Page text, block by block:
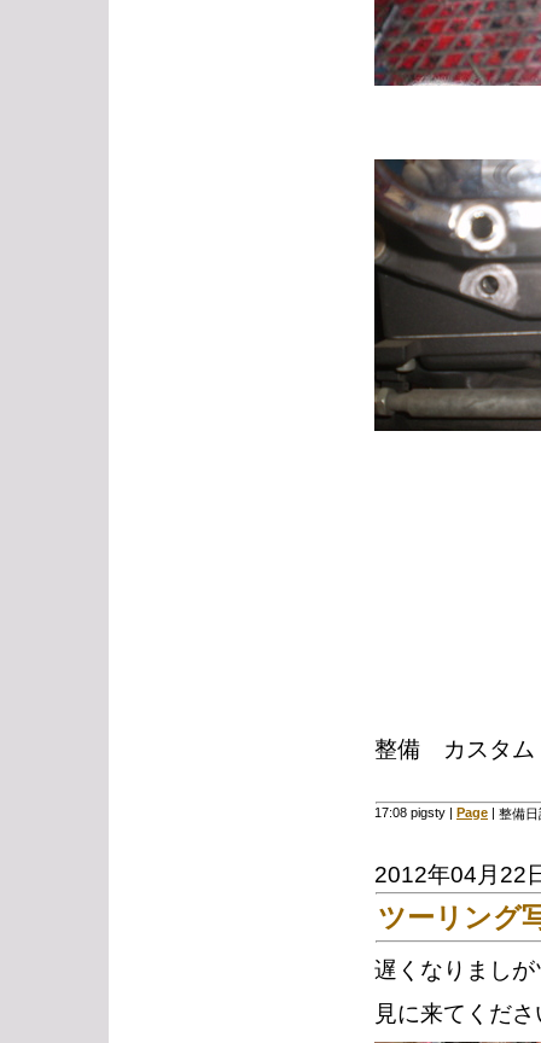
整備 カスタム
17:08 pigsty Page 整備
2012年04月22
ツーリング
遅くなりまし
見に来てくだ